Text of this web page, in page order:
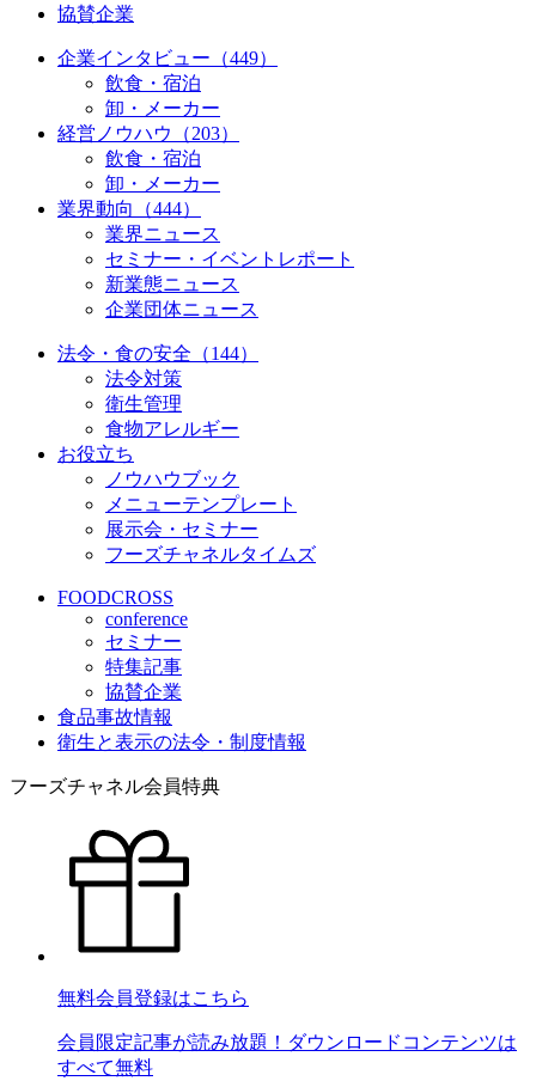
協賛企業
企業インタビュー（449）
飲食・宿泊
卸・メーカー
経営ノウハウ（203）
飲食・宿泊
卸・メーカー
業界動向（444）
業界ニュース
セミナー・イベントレポート
新業態ニュース
企業団体ニュース
法令・食の安全（144）
法令対策
衛生管理
食物アレルギー
お役立ち
ノウハウブック
メニューテンプレート
展示会・セミナー
フーズチャネルタイムズ
FOODCROSS
conference
セミナー
特集記事
協賛企業
食品事故情報
衛生と表示の法令・制度情報
フーズチャネル会員特典
無料会員登録はこちら
会員限定記事が読み放題！ダウンロードコンテンツは
すべて無料